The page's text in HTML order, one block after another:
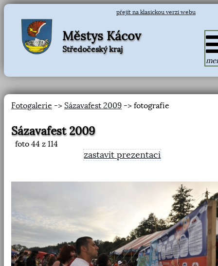
přejít na klasickou verzi webu
Městys Kácov
Středočeský kraj
Fotogalerie -> Sázavafest 2009 -> fotografie
Sázavafest 2009
foto 44 z 114
zastavit prezentaci